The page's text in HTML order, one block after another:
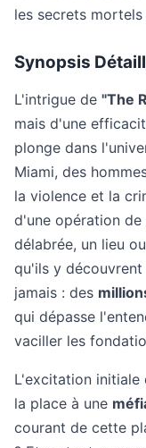
les secrets
Synopsis
L'intrigue de "The
mais d'une
plonge dans
Miami, des
la violence et la
d'une opération de
délabrée, un lieu
qu'ils y
jamais : des
qui dépasse
vaciller les
L'excitation initiale
la place à une
courant de cette